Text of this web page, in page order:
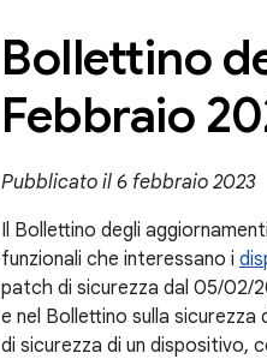
Bollettino
Febbraio
Pubblicato il 6 febbraio 2023
Il Bollettino degli
funzionali che interessano i
patch di sicurezza dal 05/02/
e nel Bollettino sulla
di sicurezza di un dispositivo,